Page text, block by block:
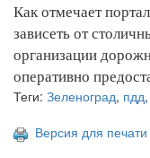
Как отмечает
зависеть от
организации
оперативно
Теги: Зеленоград, пдд,
Версия для печати